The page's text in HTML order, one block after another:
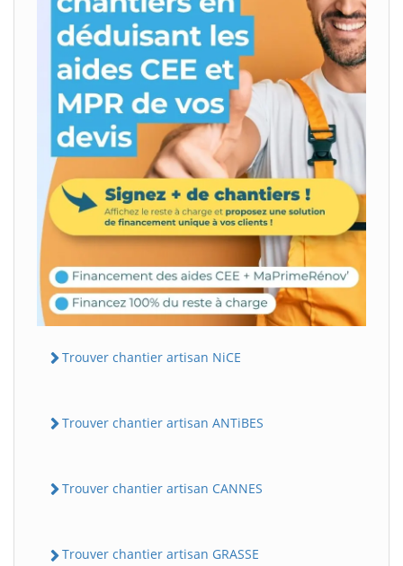
Trouver chantier artisan NiCE
Trouver chantier artisan ANTiBES
Trouver chantier artisan CANNES
Trouver chantier artisan GRASSE